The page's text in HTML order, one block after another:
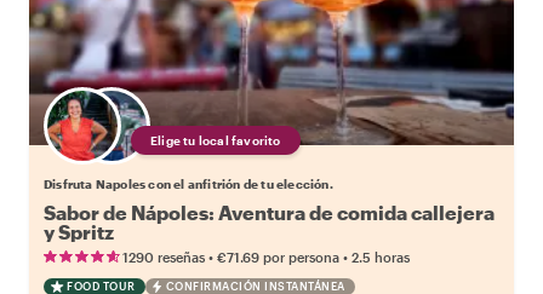
Elige tu local favorito
Disfruta Napoles con el anfitrión de tu elección.
Sabor de Nápoles: Aventura de comida callejera
y Spritz
1290 reseñas • €71.69 por persona • 2.5 horas
FOOD TOUR CONFIRMACIÓN INSTANTÁNEA